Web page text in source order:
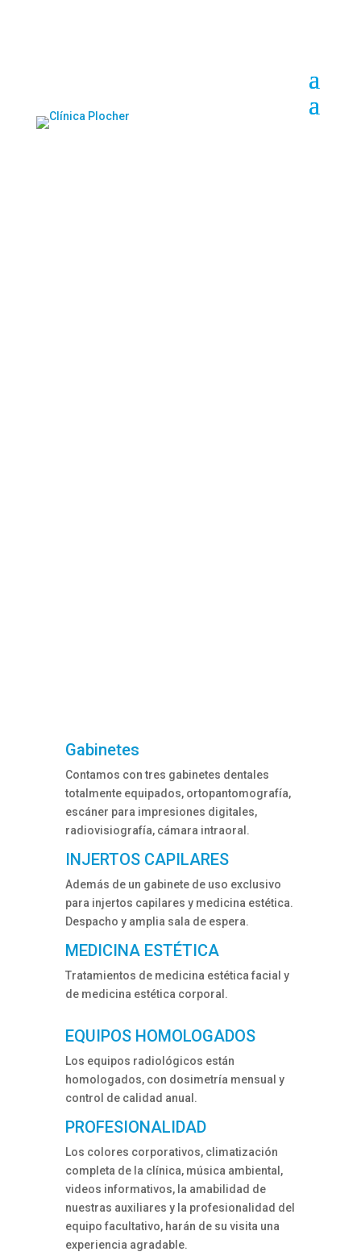
Gabinetes
Contamos con tres gabinetes dentales
totalmente equipados, ortopantomografía,
escáner para impresiones digitales,
radiovisiografía, cámara intraoral.
INJERTOS CAPILARES
Además de un gabinete de uso exclusivo
para injertos capilares y medicina estética.
Despacho y amplia sala de espera.
MEDICINA ESTÉTICA
Tratamientos de medicina estética facial y
de medicina estética corporal.
EQUIPOS HOMOLOGADOS
Los equipos radiológicos están
homologados, con dosimetría mensual y
control de calidad anual.
PROFESIONALIDAD
Los colores corporativos, climatización
completa de la clínica, música ambiental,
videos informativos, la amabilidad de
nuestras auxiliares y la profesionalidad del
equipo facultativo, harán de su visita una
experiencia agradable.